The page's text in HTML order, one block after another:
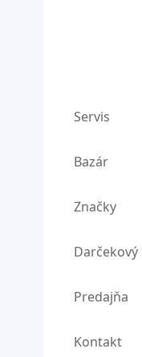
Servis
Bazár
Značky
Predajňa
Kontakt